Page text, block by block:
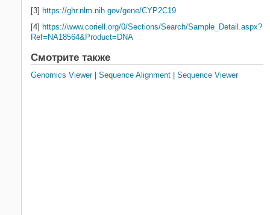
[3] https://ghr.nlm.nih.gov/gene/CYP2C19
[4] https://www.coriell.org/0/Sections/Search/Sample_Detail.aspx?
Ref=NA18564&Product=DNA
Смотрите также
Genomics Viewer| Sequence Alignment Sequence Viewer